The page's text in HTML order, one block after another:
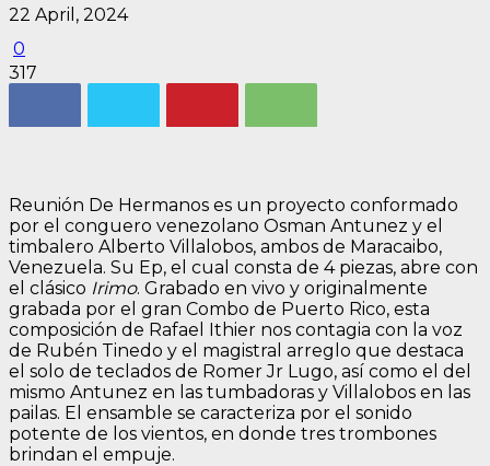
22 April, 2024
0
317
Reunión De Hermanos es un proyecto conformado
por el conguero venezolano Osman Antunez y el
timbalero Alberto Villalobos, ambos de Maracaibo,
Venezuela. Su Ep, el cual consta de 4 piezas, abre con
el clásico Irimo. Grabado en vivo y originalmente
grabada por el gran Combo de Puerto Rico, esta
composición de Rafael Ithier nos contagia con la voz
de Rubén Tinedo y el magistral arreglo que destaca
el solo de teclados de Romer Jr Lugo, así como el del
mismo Antunez en las tumbadoras y Villalobos en las
pailas. El ensamble se caracteriza por el sonido
potente de los vientos, en donde tres trombones
brindan el empuje.